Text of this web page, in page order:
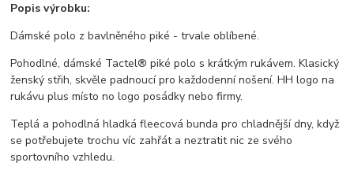
Popis výrobku:
Dámské polo z bavlněného piké - trvale oblíbené.
Pohodlné, dámské Tactel® piké polo s krátkým rukávem. Klasický
ženský střih, skvěle padnoucí pro každodenní nošení. HH logo na
rukávu plus místo no logo posádky nebo firmy.
Teplá a pohodlná hladká fleecová bunda pro chladnější dny, když
se potřebujete trochu víc zahřát a neztratit nic ze svého
sportovního vzhledu.